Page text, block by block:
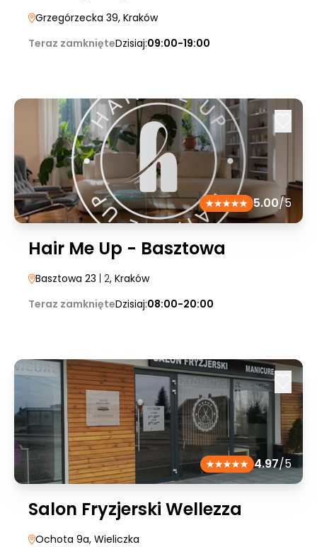
Grzegórzecka 39, Kraków
Teraz zamknięteDzisiaj:09:00-19:00
5.00/5
Hair Me Up - Basztowa
Basztowa 23 | 2, Kraków
Teraz zamknięteDzisiaj:08:00-20:00
4.97/5
Salon Fryzjerski Wellezza
Ochota 9a, Wieliczka